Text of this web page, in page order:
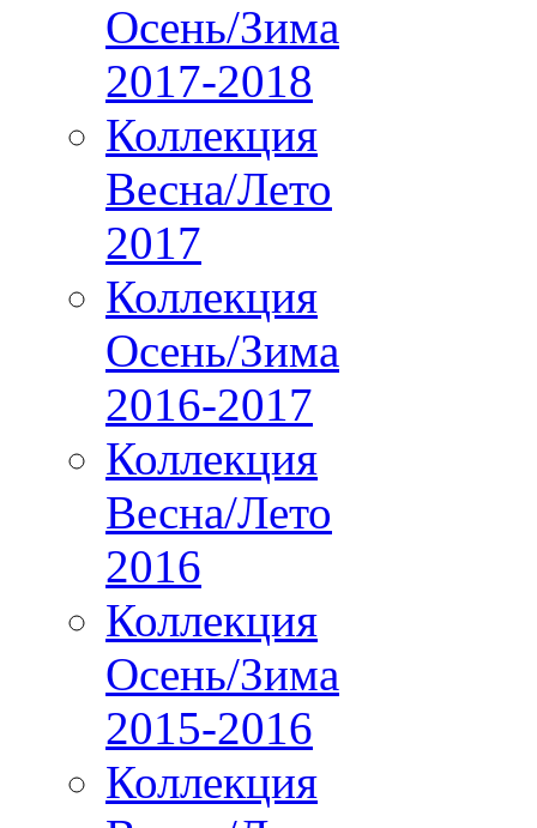
Осень/Зима
2017-2018
Коллекция
Весна/Лето
2017
Коллекция
Осень/Зима
2016-2017
Коллекция
Весна/Лето
2016
Коллекция
Осень/Зима
2015-2016
Коллекция